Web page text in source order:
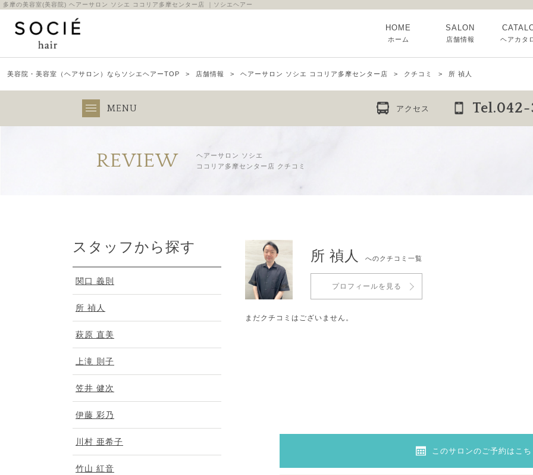
多摩の美容室(美容院) ヘアーサロン ソシエ ココリア多摩センター店 ｜ソシエヘアー
HOME
ホーム
SALON
店舗情報 ヘアカタ
美容院・美容室（ヘアサロン）ならソシエヘアーTOP 店舗情報 ヘアーサロン ソシエ ココリア多摩センター店 クチコミ 所 禎人
MENU アクセス
REVIEW
ヘアーサロン ソシエ
ココリア多摩センター店 クチコミ
スタッフから探す
関口 義則
所 禎人
萩原 直美
上滝 則子
笠井 健次
伊藤 彩乃
川村 亜希子
竹山 紅音
所 禎人 へのクチコミ一覧
プロフィールを見る
まだクチコミはございません。
このサロンのご予約はこ